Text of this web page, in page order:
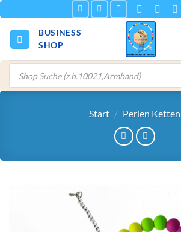
Inhalt
springen
BUSINESS
SHOP
Products
search
Start / Perlen Ketten